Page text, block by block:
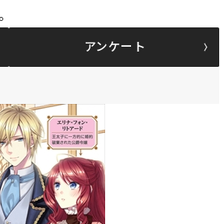
アンケート